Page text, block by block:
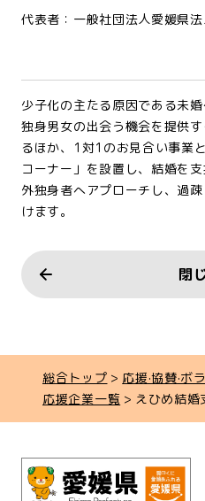
代表者：一般社団法人愛媛
少子化の主たる原因である未
独身男女の出会う機会を提供
るほか、1対1のお見合い事業
コーナー」を設置し、結婚を
外独身者へアプローチし、過
けます。
閉
総合トップ 応援·協賛·ボ
応援企業一覧
えひめ結婚